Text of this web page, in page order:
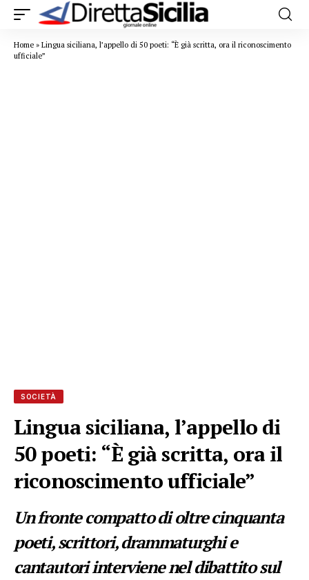
Home » Lingua siciliana, l’appello di 50 poeti: “È già scritta, ora il riconoscimento
ufficiale”
SOCIETÀ
Lingua siciliana, l’appello di
50 poeti: “È già scritta, ora il
riconoscimento ufficiale”
Un fronte compatto di oltre cinquanta
poeti, scrittori, drammaturghi e
cantautori interviene nel dibattito sul